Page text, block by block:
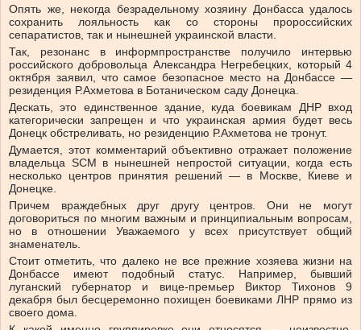
Опять же, некогда безрадельному хозяину Донбасса удалось
сохранить лояльность как со стороны пророссийских
сепаратистов, так и нынешней украинской власти.
Так, резонанс в информпространстве получило интервью
российского добровольца Александра Негребецких, который 4
октября заявил, что самое безопасное место на Донбассе —
резиденция Р.Ахметова в Ботаническом саду Донецка.
Дескать, это единственное здание, куда боевикам ДНР вход
категорически запрещен и что украинская армия будет весь
Донецк обстреливать, но резиденцию Р.Ахметова не тронут.
Думается, этот комментарий объективно отражает положение
владельца SCM в нынешней непростой ситуации, когда есть
несколько центров принятия решений — в Москве, Киеве и
Донецке.
Причем враждебных друг другу центров. Они не могут
договориться по многим важным и принципиальным вопросам,
но в отношении Уважаемого у всех присутствует общий
знаменатель.
Стоит отметить, что далеко не все прежние хозяева жизни на
Донбассе имеют подобный статус. Например, бывший
луганский губернатор и вице-премьер Виктор Тихонов 9
декабря был бесцеремонно похищен боевиками ЛНР прямо из
своего дома.